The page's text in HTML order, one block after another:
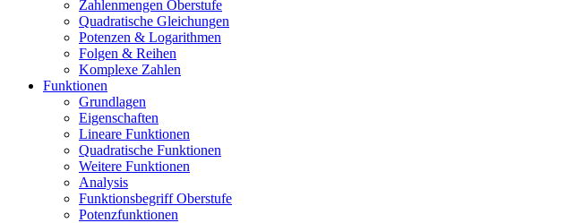
Zahlenmengen Oberstufe
Quadratische Gleichungen
Potenzen & Logarithmen
Folgen & Reihen
Komplexe Zahlen
Funktionen
Grundlagen
Eigenschaften
Lineare Funktionen
Quadratische Funktionen
Weitere Funktionen
Analysis
Funktionsbegriff Oberstufe
Potenzfunktionen